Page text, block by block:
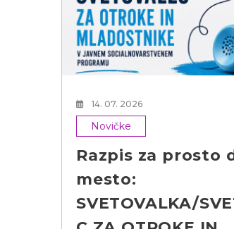
14. 07. 2026
Novičke
Razpis za prosto
mesto:
SVETOVALKA/